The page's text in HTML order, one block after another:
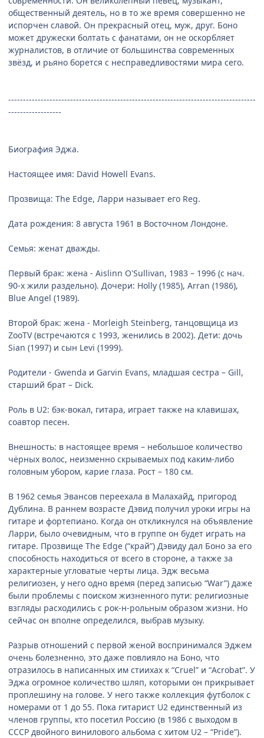
общественный деятель, но в то же время совершенно не
испорчен славой. Он прекрасный отец, муж, друг. Боно
может дружески болтать с фанатами, он не оскорбляет
журналистов, в отличие от большинства современных
звёзд, и рьяно борется с несправедливостями мира сего.
------------------------------------------------------------------------------------
------------------
Биография Эджа.
Настоящее имя: David Howell Evans.
Прозвища: The Edge, Ларри называет его Reg.
Дата рождения: 8 августа 1961 в Восточном Лондоне.
Семья: женат дважды.
Первый брак: жена - Aislinn O'Sullivan, 1983 – 1996 (с нач.
90-х жили раздельно). Дочери: Holly (1985), Arran (1986),
Blue Angel (1989).
Второй брак: жена - Morleigh Steinberg, танцовщица из
ZooTV (встречаются с 1993, женились в 2002). Дети: дочь
Sian (1997) и сын Levi (1999).
Родители - Gwenda и Garvin Evans, младшая сестра – Gill,
старший брат – Dick.
Роль в U2: бэк-вокал, гитара, играет также на клавишах,
соавтор песен.
Внешность: в настоящее время – небольшое количество
чёрных волос, неизменно скрываемых под каким-либо
головным убором, карие глаза. Рост – 180 см.
В 1962 семья Эвансов переехала в Малахайд, пригород
Дублина. В раннем возрасте Дэвид получил уроки игры на
гитаре и фортепиано. Когда он откликнулся на объявление
Ларри, было очевидным, что в группе он будет играть на
гитаре. Прозвище The Edge (“край”) Дэвиду дал Боно за его
способность находиться от всего в стороне, а также за
характерные угловатые черты лица. Эдж весьма
религиозен, у него одно время (перед записью “War”) даже
были проблемы с поиском жизненного пути: религиозные
взгляды расходились с рок-н-рольным образом жизни. Но
сейчас он вполне определился, выбрав музыку.
Разрыв отношений с первой женой воспринимался Эджем
очень болезненно, это даже повлияло на Боно, что
отразилось в написанных им стиихах к “Cruel” и “Acrobat”. У
Эджа огромное количество шляп, которыми он прикрывает
проплешину на голове. У него также коллекция футболок с
номерами от 1 до 55. Пока гитарист U2 единственный из
членов группы, кто посетил Россию (в 1986 с выходом в
СССР двойного винилового альбома с хитом U2 – “Pride”).